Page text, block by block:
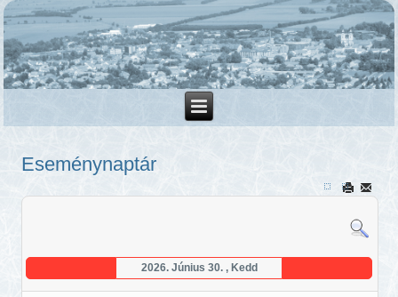
Eseménynaptár
2026. Június 30. , Kedd